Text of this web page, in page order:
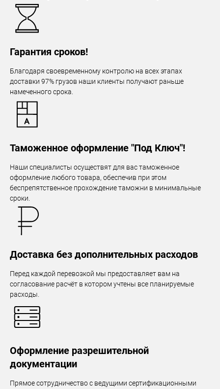
Гарантия сроков!
Благодаря своевременному контролю на всех этапах
доставки 97% грузов наши клиенты получают раньше
намеченного срока.
Таможенное оформление "Под Ключ"!
Наши специалисты осуществят для вас таможенное
оформление любого товара, обеспечив при этом
беспрепятственное прохождение таможни в минимальные
сроки.
Доставка без дополнительных расходов
Перед каждой перевозкой мы предоставляет вам на
согласование расчёт в котором учтены все планируемые
расходы.
Оформление разрешительной
документации
Прямое сотрудничество с ведущими сертификационными